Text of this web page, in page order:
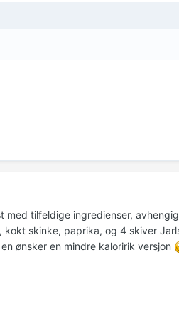
tilfeldige ingredienser,
skinke, paprika, og 4 skiver
ønsker en mindre kaloririk versjon